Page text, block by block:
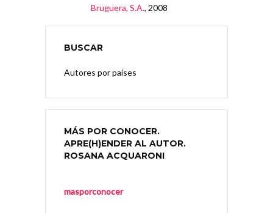
Bruguera, S.A., 2008
BUSCAR
Autores por países
MÁS POR CONOCER.
APRE(H)ENDER AL AUTOR.
ROSANA ACQUARONI
masporconocer